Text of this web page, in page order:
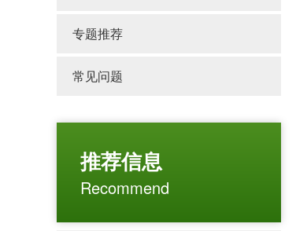
专题推荐
常见问题
推荐信息
Recommend